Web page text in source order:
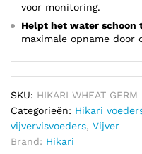
voor monitoring.
Helpt het water schoon
maximale opname door
SKU: HIKARI WHEAT GERM
Categorieën: Hikari
vijvervisvoeders, Vijver
Brand: Hikari